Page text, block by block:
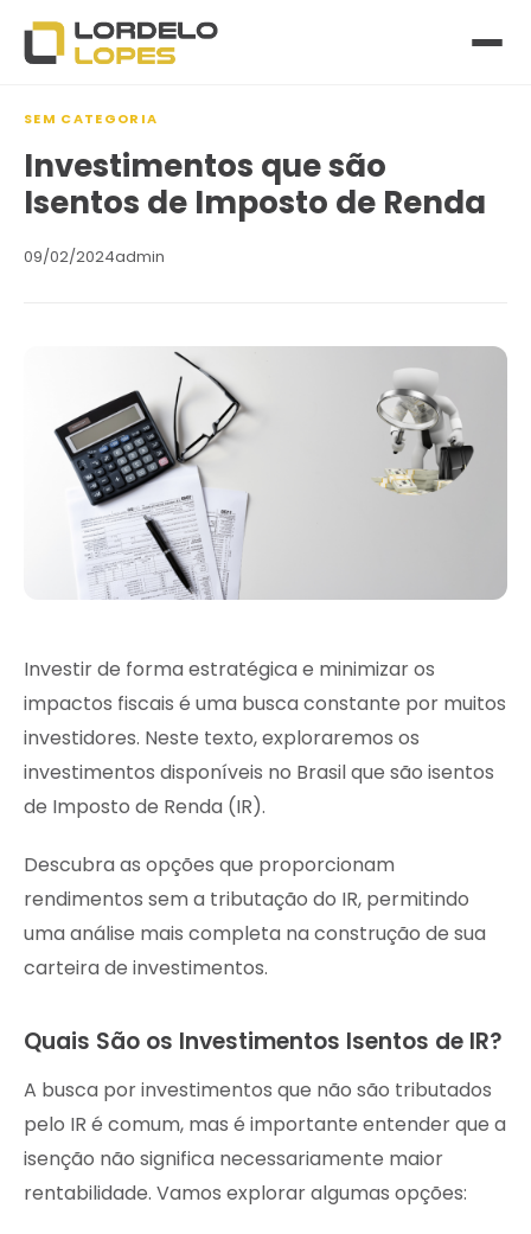
SEM CATEGORIA
Investimentos que são
Isentos de Imposto de Renda
09/02/2024admin
Investir de forma estratégica e minimizar os
impactos fiscais é uma busca constante por muitos
investidores. Neste texto, exploraremos os
investimentos disponíveis no Brasil que são isentos
de Imposto de Renda (IR).
Descubra as opções que proporcionam
rendimentos sem a tributação do IR, permitindo
uma análise mais completa na construção de sua
carteira de investimentos.
Quais São os Investimentos Isentos de IR?
A busca por investimentos que não são tributados
pelo IR é comum, mas é importante entender que a
isenção não significa necessariamente maior
rentabilidade. Vamos explorar algumas opções: